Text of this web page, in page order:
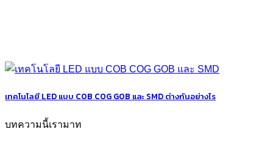
เทคโนโลยี LED แบบ COB COG GOB และ SMD ต่างกันอย่างไร
บทความนี้เรามาท